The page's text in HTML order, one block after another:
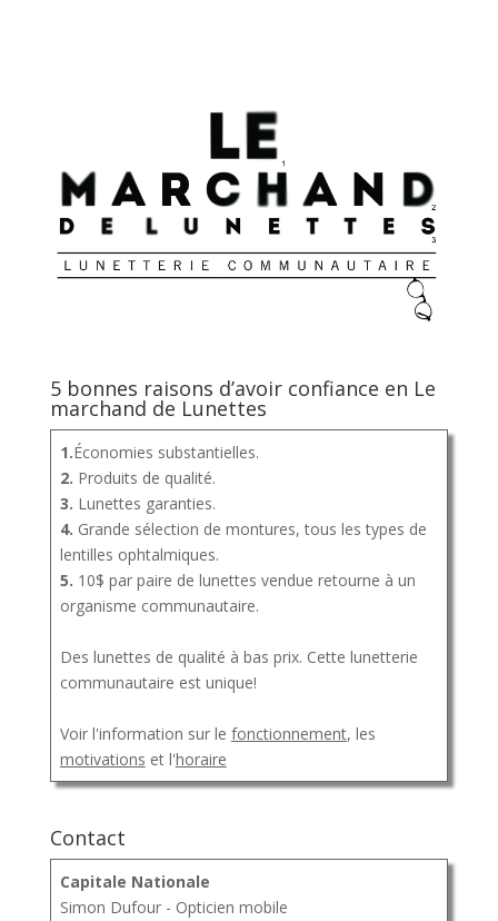
5 bonnes raisons d’avoir confiance en Le
marchand de Lunettes
1.Économies substantielles.
2. Produits de qualité.
3. Lunettes garanties.
4. Grande sélection de montures, tous les types de
lentilles ophtalmiques.
5. 10$ par paire de lunettes vendue retourne à un
organisme communautaire.
Des lunettes de qualité à bas prix. Cette lunetterie
communautaire est unique!
Voir l'information sur le fonctionnement, les
motivations et l'horaire
Contact
Capitale Nationale
Simon Dufour - Opticien mobile